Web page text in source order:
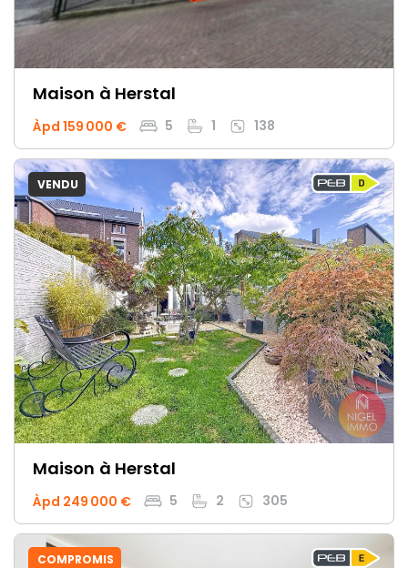
Maison à Herstal
Àpd 159 000 € 5 1 138
VENDU
Maison à Herstal
Àpd 249 000 € 5 2 305
COMPROMIS